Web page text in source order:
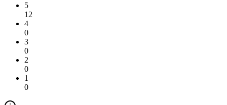
5
12
4
0
3
0
2
0
1
0